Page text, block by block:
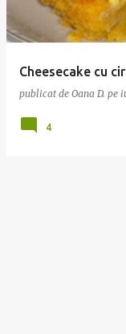
ă
r
Cheesecake cu
publicat de Oana D. pe
4